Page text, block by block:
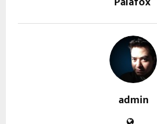
admin